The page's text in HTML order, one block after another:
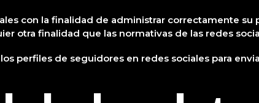
con la finalidad de administrar correctamente
otra finalidad que las normativas de las redes
perfiles de seguidores en redes sociales para